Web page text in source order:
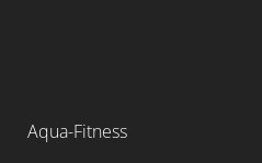
Aqua-Fitness